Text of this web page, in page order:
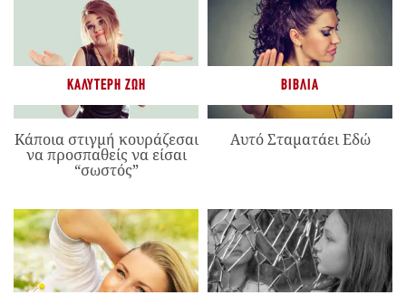
ΚΑΛΎΤΕΡΗ ΖΩΉ
Κάποια στιγμή κουράζεσαι
να προσπαθείς να είσαι
“σωστός”
ΒΙΒΛΊΑ
Αυτό Σταματάει Εδώ